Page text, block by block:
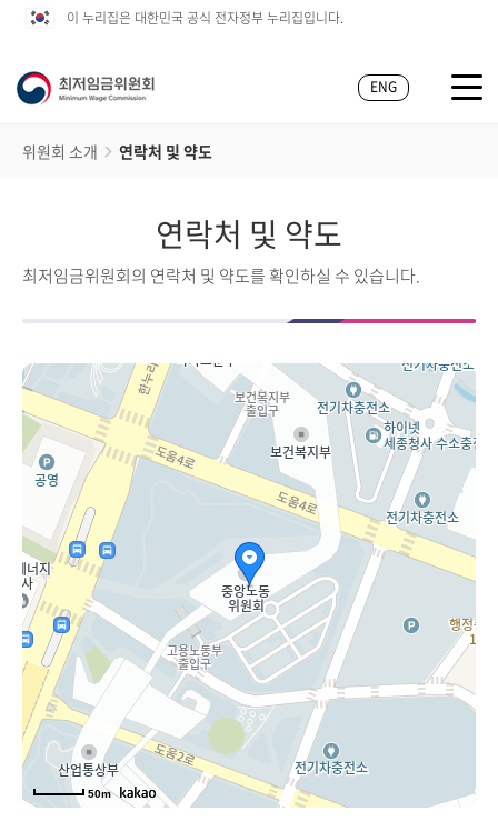
이 누리집은 대한민국 공식 전자정부 누리집입니다.
ENG
위원회 소개 연락처 및 약도
연락처 및 약도
최저임금위원회의 연락처 및 약도를 확인하실 수 있습니다.
50m